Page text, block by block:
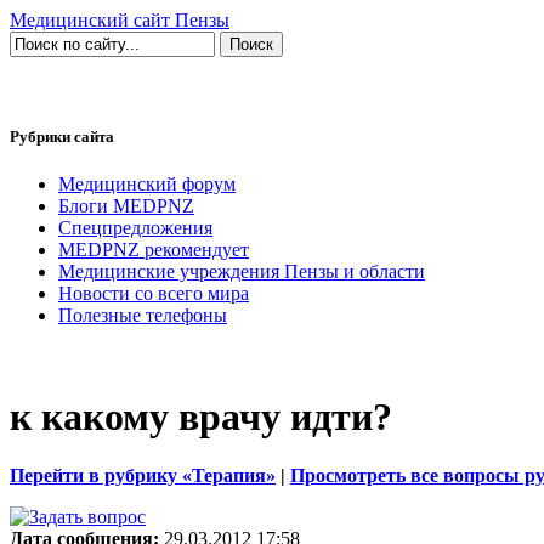
Медицинский сайт Пензы
Рубрики сайта
Медицинский форум
Блоги MEDPNZ
Спецпредложения
MEDPNZ рекомендует
Медицинские учреждения Пензы и области
Новости со всего мира
Полезные телефоны
к какому врачу идти?
Перейти в рубрику «Терапия» | Просмотреть все вопросы
Дата сообщения: 29.03.2012 17:58